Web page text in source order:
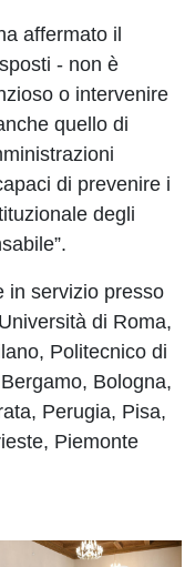
affermato il
- non è
o intervenire
quello di
di prevenire i
degli
in servizio presso
di Roma,
Politecnico di
Bologna,
Perugia, Pisa,
Piemonte